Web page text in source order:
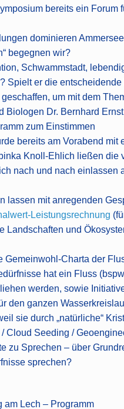
bereits ein
dominieren
begegnen wir?
Schwammstadt,
er die entscheidende
um mit dem
Biologen Dr. Bernhard
zum Einstimmen
bereits am Vorabend
Knoll-Ehlich ließen die
nach und nach
lassen mit anregenden
Leistungsrechnung
und
Charta der
hat ein Fluss
werden, sowie
ganzen
sie durch „natürliche“
Cloud Seeding /
Sprechen – über
sprechen?
am Lech – Programm